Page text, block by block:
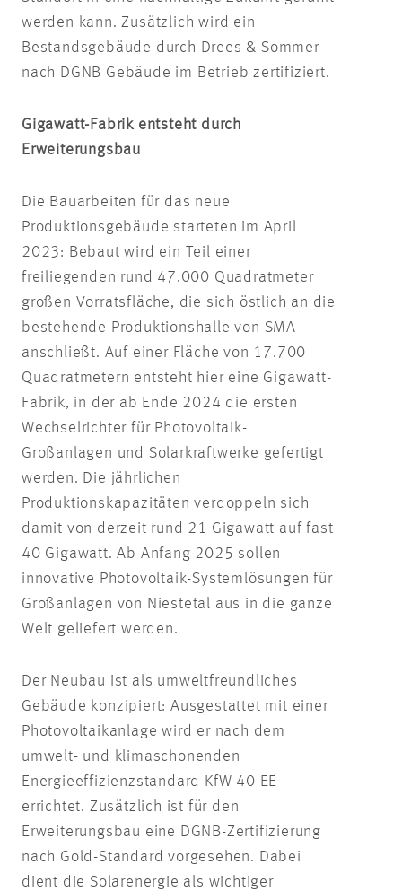
werden kann. Zusätzlich wird ein
Bestandsgebäude durch Drees & Sommer
nach DGNB Gebäude im Betrieb zertifiziert.
Gigawatt-Fabrik entsteht durch
Erweiterungsbau
Die Bauarbeiten für das neue
Produktionsgebäude starteten im April
2023: Bebaut wird ein Teil einer
freiliegenden rund 47.000 Quadratmeter
großen Vorratsfläche, die sich östlich an die
bestehende Produktionshalle von SMA
anschließt. Auf einer Fläche von 17.700
Quadratmetern entsteht hier eine Gigawatt-
Fabrik, in der ab Ende 2024 die ersten
Wechselrichter für Photovoltaik-
Großanlagen und Solarkraftwerke gefertigt
werden. Die jährlichen
Produktionskapazitäten verdoppeln sich
damit von derzeit rund 21 Gigawatt auf fast
40 Gigawatt. Ab Anfang 2025 sollen
innovative Photovoltaik-Systemlösungen für
Großanlagen von Niestetal aus in die ganze
Welt geliefert werden.
Der Neubau ist als umweltfreundliches
Gebäude konzipiert: Ausgestattet mit einer
Photovoltaikanlage wird er nach dem
umwelt- und klimaschonenden
Energieeffizienzstandard KfW 40 EE
errichtet. Zusätzlich ist für den
Erweiterungsbau eine DGNB-Zertifizierung
nach Gold-Standard vorgesehen. Dabei
dient die Solarenergie als wichtiger